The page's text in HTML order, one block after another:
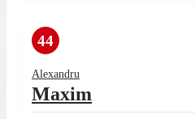
44
Alexandru
Maxim